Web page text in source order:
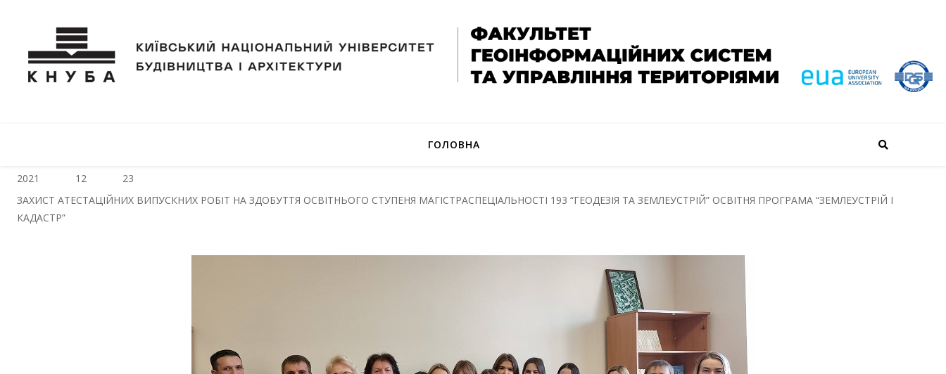
ГОЛОВНА
2021 12
23
ЗАХИСТ АТЕСТАЦІЙНИХ ВИПУСКНИХ РОБІТ НА ЗДОБУТТЯ ОСВІТНЬОГО СТУПЕНЯ МАГІСТРАСПЕЦІАЛЬНОСТІ 193 “ГЕОДЕЗІЯ ТА ЗЕМЛЕУСТРІЙ” ОСВІТНЯ ПРОГРАМА “ЗЕМЛЕУСТРІЙ І
КАДАСТР”